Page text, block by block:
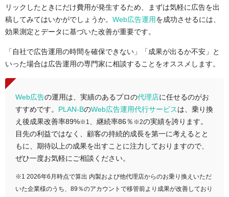
リックしたときにだけ費用が発生するため、まずは気軽に広告を出
稿してみてはいかがでしょうか。 Web広告運用を成功させるには、
効果測定とデータに基づいた改善が重要です。
「自社で広告運用の時間を確保できない」「成果が出るか不安」と
いった場合は広告運用の専門家に相談することをオススメします。
Web広告の運用は、実績のあるプロの代理店に任せるのがお
すすめです。 PLAN-BのWeb広告運用代行サービスは、乗り換
え後成果改善率89%※1 、継続率86％ ※2の実績を誇ります。
目先の利益ではなく、顧客の持続的成長を第一に考えるとと
もに、期待以上の成果を出すことに注力しておりますので、
ぜひ一度お気軽にご相談ください。
※1 2026年6月時点で算出 内製および他代理店からのお乗り換えいただ
いた企業様のうち、89％のアカウントで移管前より成果が改善しており